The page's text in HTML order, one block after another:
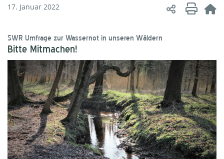
17. Januar 2022
SWR Umfrage zur Wassernot in unseren Wäldern
Bitte Mitmachen!